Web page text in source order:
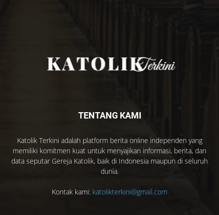
TENTANG KAMI
Katolik Terkini adalah platform berita online independen yang
memiliki komitmen kuat untuk menyajikan informasi, berita, dan
data seputar Gereja Katolik, baik di Indonesia maupun di seluruh
dunia.
Kontak kami: katolikterkini@gmail.com